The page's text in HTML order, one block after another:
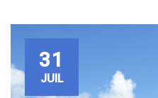
31
JUIL